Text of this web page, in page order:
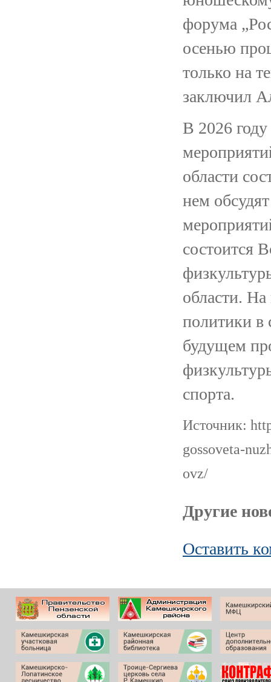
форума
осенью
только на
заключил
В 2026
области
нем
состоится
области.
политики в
будущем
спорта.
Источник:
gossoveta-
ovz/
Другие
Оставить